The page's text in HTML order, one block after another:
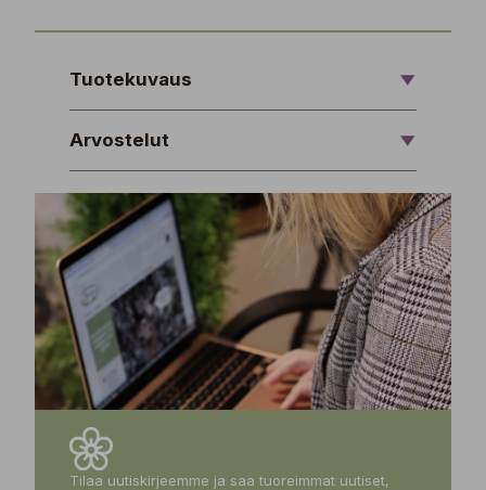
Tuotekuvaus
Arvostelut
Tilaa uutiskirjeemme ja saa tuoreimmat uutiset,